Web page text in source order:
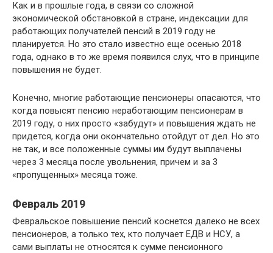
Как и в прошлые года, в связи со сложной
экономической обстановкой в стране, индексации для
работающих получателей пенсий в 2019 году не
планируется. Но это стало известно еще осенью 2018
года, однако в то же время появился слух, что в принципе
повышения не будет.
Конечно, многие работающие пенсионеры опасаются, что
когда повысят пенсию неработающим пенсионерам в
2019 году, о них просто «забудут» и повышения ждать не
придется, когда они окончательно отойдут от дел. Но это
не так, и все положенные суммы им будут выплачены
через 3 месяца после увольнения, причем и за 3
«пропущенных» месяца тоже.
Февраль 2019
Февральское повышение пенсий коснется далеко не всех
пенсионеров, а только тех, кто получает ЕДВ и НСУ, а
сами выплаты не относятся к сумме пенсионного